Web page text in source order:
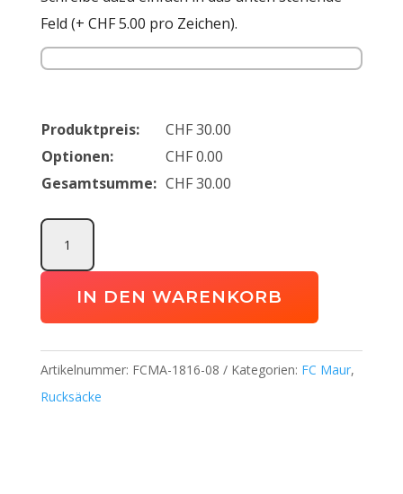
Feld (+ CHF 5.00 pro Zeichen).
Produktpreis: CHF30.00
Optionen:
CHF0.00
Gesamtsumme: CHF30.00
Rucksack
IN DEN WARENKORB
Artikelnummer: FCMA-1816-08 Kategorien: FC Maur,
Rucksäcke